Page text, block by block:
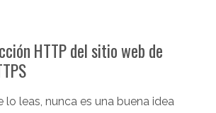
HTTP del sitio web de
leas, nunca es una buena idea